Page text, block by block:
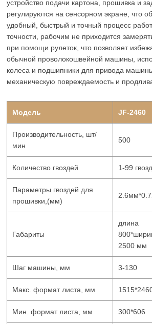
устройство подачи картона, прошивка и
регулируются на сенсорном экране, что
удобный, быстрый и точный процесс
точности, рабочим не приходится
при помощи рулеток, что позволяет
обычной проволокошвейной машины,
колеса и подшипники для привода
механическую повреждаемость и
Модель JF-2460
Производительность, шт/
мин
500
Количество гвоздей 1-99
Параметры гвоздей для
прошивки,(мм)
Габариты
длина
2500 мм
Шаг машины, мм 3-130
Макс. формат листа, мм
Мин. формат листа, мм 300*606